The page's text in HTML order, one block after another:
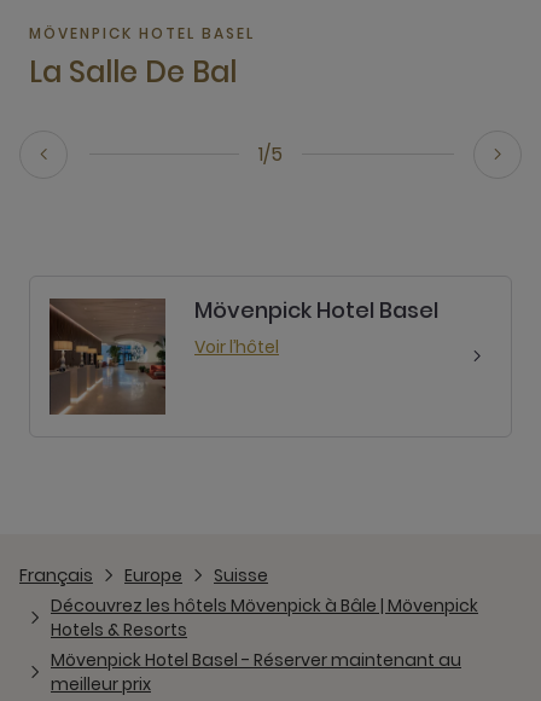
1/5
MÖVENPICK HOTEL BASEL
La Salle De Bal
Mövenpick Hotel Basel
Voir l’hôtel
Français Europe
Suisse
Découvrez les hôtels Mövenpick à Bâle | Mövenpick
Hotels & Resorts
Mövenpick Hotel Basel - Réserver maintenant au
meilleur prix